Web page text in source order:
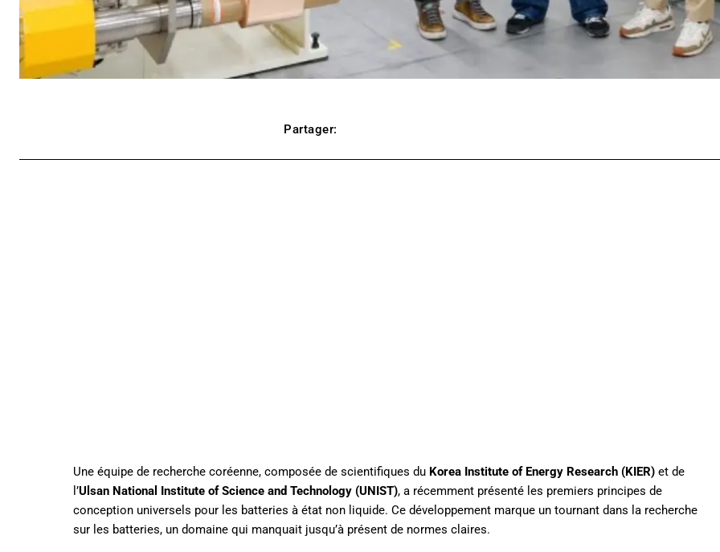
Partager:
Une équipe de recherche coréenne, composée de scientifiques du Korea Institute of Energy Research (KIER) et de
l’Ulsan National Institute of Science and Technology (UNIST), a récemment présenté les premiers principes de
conception universels pour les batteries à état non liquide. Ce développement marque un tournant dans la recherche
sur les batteries, un domaine qui manquait jusqu’à présent de normes claires.